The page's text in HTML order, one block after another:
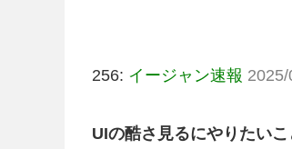
256: イージャン速報
UIの酷さ見るにやりたい